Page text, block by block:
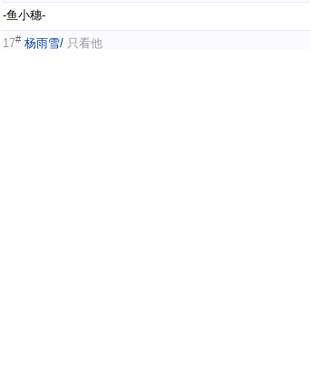
-鱼小穗-
17# 杨雨雪/ 只看他